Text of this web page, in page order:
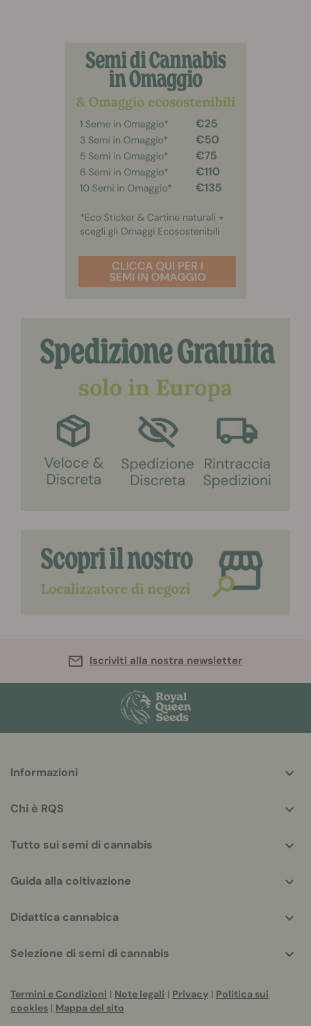
Iscriviti alla nostra newsletter
helpful
Informazioni
Chi è RQS
Tutto sui semi di cannabis
Guida alla coltivazione
Didattica cannabica
Selezione di semi di cannabis
Termini e Condizioni | Note legali | Privacy | Politica sui
cookies | Mappa del sito